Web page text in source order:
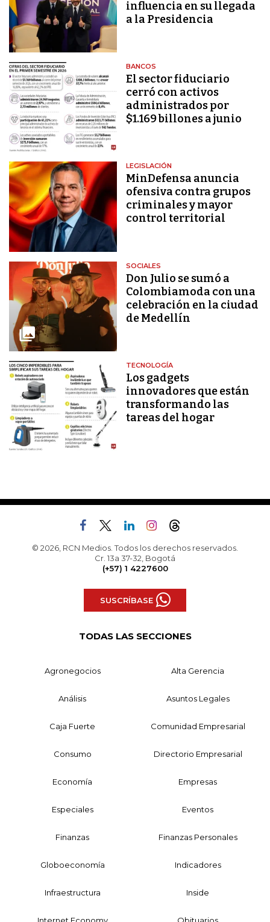
influencia en su llegada
a la Presidencia
BANCOS
El sector fiduciario
cerró con activos
administrados por
$1.169 billones a junio
LEGISLACIÓN
MinDefensa anuncia
ofensiva contra grupos
criminales y mayor
control territorial
SOCIALES
Don Julio se sumó a
Colombiamoda con una
celebración en la ciudad
de Medellín
TECNOLOGÍA
Los gadgets
innovadores que están
transformando las
tareas del hogar
© 2026, RCN Medios. Todos los derechos reservados.
Cr. 13a 37-32, Bogotá
(+57) 1 4227600
SUSCRÍBASE
TODAS LAS SECCIONES
Agronegocios Alta Gerencia
Análisis Asuntos Legales
Caja Fuerte Comunidad Empresarial
Consumo Directorio Empresarial
Economía Empresas
Especiales Eventos
Finanzas Finanzas Personales
Globoeconomía Indicadores
Infraestructura Inside